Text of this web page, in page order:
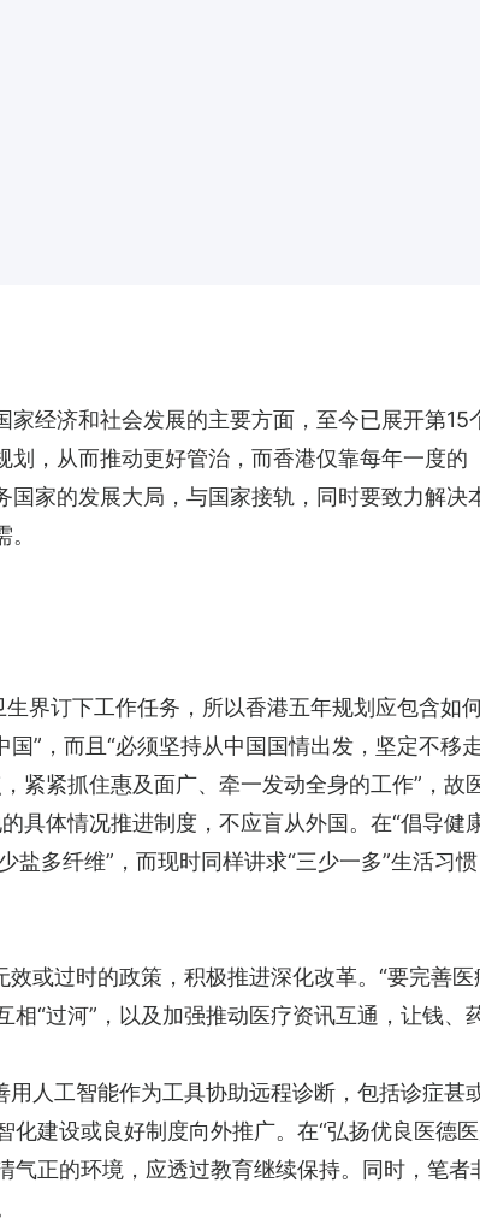
经济和社会发展的主要方面，至今已展开第
，从而推动更好管治，而香港仅靠每年一度的
家的发展大局，与国家接轨，同时要致力解决
界订下工作任务，所以香港五年规划应包含如
”，而且“必须坚持从中国国情出发，坚定不移
紧紧抓住惠及面广、牵一发动全身的工作”，故
具体情况推进制度，不应盲从外国。在“倡导健
盐多纤维”，而现时同样讲求“三少一多”生活习
或过时的政策，积极推进深化改革。“要完善
“过河”，以及加强推动医疗资讯互通，让钱、
人工智能作为工具协助远程诊断，包括诊症甚
建设或良好制度向外推广。在“弘扬优良医德
气正的环境，应透过教育继续保持。同时，笔